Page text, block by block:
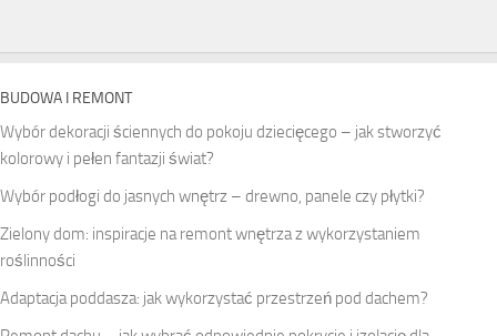
BUDOWA I REMONT
Wybór dekoracji ściennych do pokoju dziecięcego – jak stworzyć
kolorowy i pełen fantazji świat?
Wybór podłogi do jasnych wnętrz – drewno, panele czy płytki?
Zielony dom: inspiracje na remont wnętrza z wykorzystaniem
roślinności
Adaptacja poddasza: jak wykorzystać przestrzeń pod dachem?